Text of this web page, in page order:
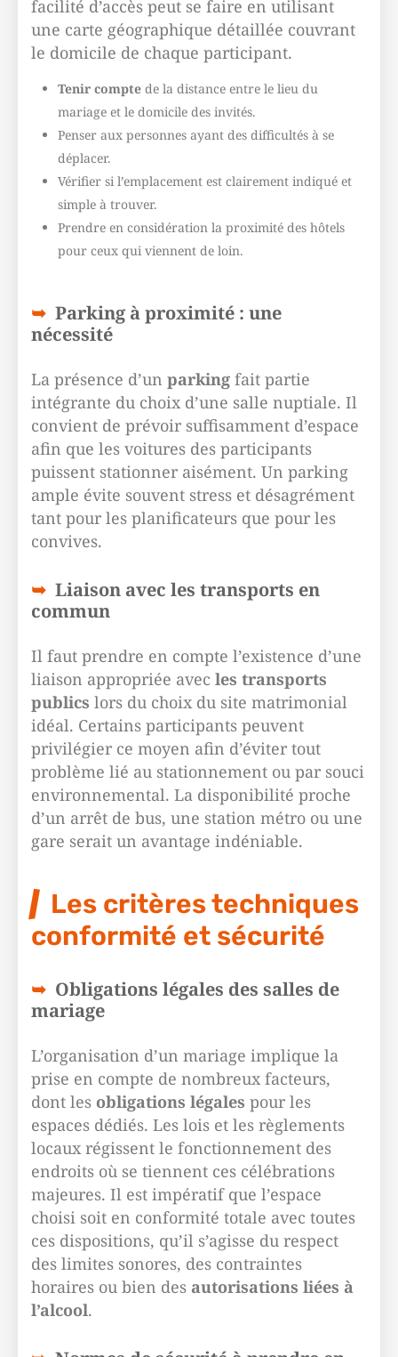
facilité d’accès peut se faire en utilisant
une carte géographique détaillée couvrant
le domicile de chaque participant.
Tenir compte de la distance entre le lieu du
mariage et le domicile des invités.
Penser aux personnes ayant des difficultés à se
déplacer.
Vérifier si l’emplacement est clairement indiqué et
simple à trouver.
Prendre en considération la proximité des hôtels
pour ceux qui viennent de loin.
Parking à proximité : une
nécessité
La présence d’un parking fait partie
intégrante du choix d’une salle nuptiale. Il
convient de prévoir suffisamment d’espace
afin que les voitures des participants
puissent stationner aisément. Un parking
ample évite souvent stress et désagrément
tant pour les planificateurs que pour les
convives.
Liaison avec les transports en
commun
Il faut prendre en compte l’existence d’une
liaison appropriée avec les transports
publics lors du choix du site matrimonial
idéal. Certains participants peuvent
privilégier ce moyen afin d’éviter tout
problème lié au stationnement ou par souci
environnemental. La disponibilité proche
d’un arrêt de bus, une station métro ou une
gare serait un avantage indéniable.
Les critères techniques
conformité et sécurité
Obligations légales des salles de
mariage
L’organisation d’un mariage implique la
prise en compte de nombreux facteurs,
dont les obligations légales pour les
espaces dédiés. Les lois et les règlements
locaux régissent le fonctionnement des
endroits où se tiennent ces célébrations
majeures. Il est impératif que l’espace
choisi soit en conformité totale avec toutes
ces dispositions, qu’il s’agisse du respect
des limites sonores, des contraintes
horaires ou bien des autorisations liées à
l’alcool.